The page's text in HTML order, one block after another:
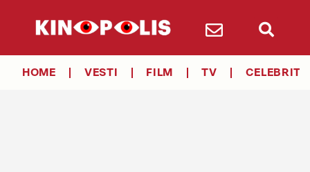
HOME VESTI FILM TV CELEBRITY